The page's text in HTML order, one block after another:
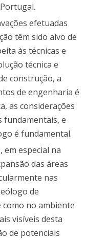
efetuadas
têm sido alvo de
às técnicas e
técnica e
construção, a
de engenharia é
as considerações
fundamentais, e
é fundamental.
em especial na
das áreas
nas
de
no ambiente
visíveis desta
de potenciais